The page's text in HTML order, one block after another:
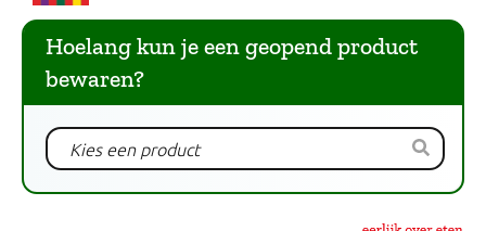
Hoelang kun je een geopend product
bewaren?